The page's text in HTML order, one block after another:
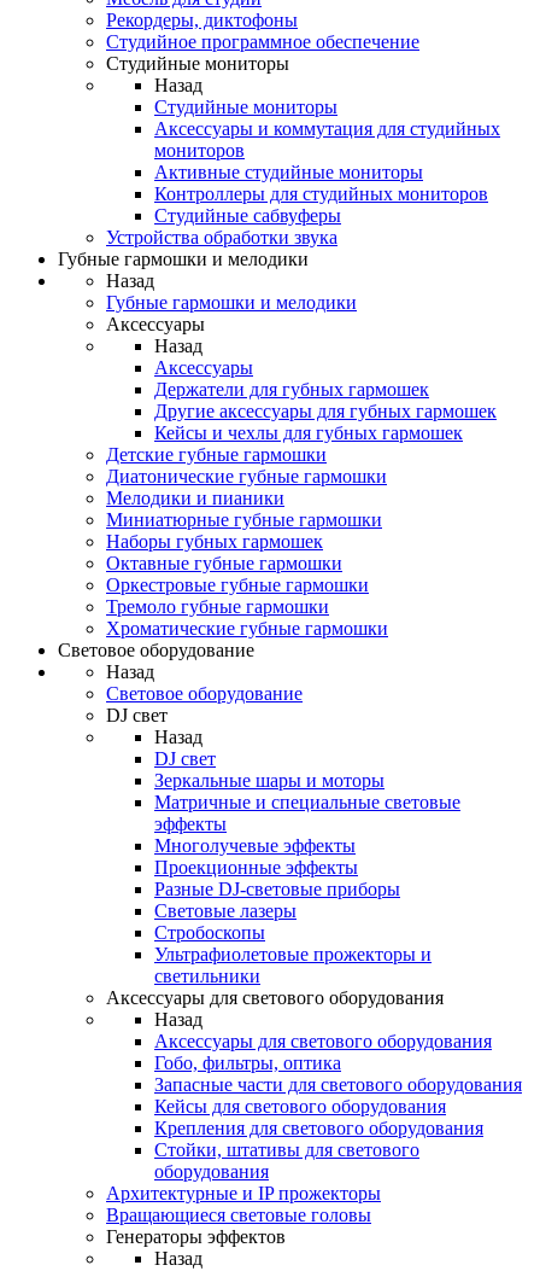
Рекордеры, диктофоны
Студийное программное обеспечение
Студийные мониторы
Назад
Студийные мониторы
Аксессуары и коммутация для студийных
мониторов
Активные студийные мониторы
Контроллеры для студийных мониторов
Студийные сабвуферы
Устройства обработки звука
Губные гармошки и мелодики
Назад
Губные гармошки и мелодики
Аксессуары
Назад
Аксессуары
Держатели для губных гармошек
Другие аксессуары для губных гармошек
Кейсы и чехлы для губных гармошек
Детские губные гармошки
Диатонические губные гармошки
Мелодики и пианики
Миниатюрные губные гармошки
Наборы губных гармошек
Октавные губные гармошки
Оркестровые губные гармошки
Тремоло губные гармошки
Хроматические губные гармошки
Световое оборудование
Назад
Световое оборудование
DJ свет
Назад
DJ свет
Зеркальные шары и моторы
Матричные и специальные световые
эффекты
Многолучевые эффекты
Проекционные эффекты
Разные DJ-световые приборы
Световые лазеры
Стробоскопы
Ультрафиолетовые прожекторы и
светильники
Аксессуары для светового оборудования
Назад
Аксессуары для светового оборудования
Гобо, фильтры, оптика
Запасные части для светового оборудования
Кейсы для светового оборудования
Крепления для светового оборудования
Стойки, штативы для светового
оборудования
Архитектурные и IP прожекторы
Вращающиеся световые головы
Генераторы эффектов
Назад